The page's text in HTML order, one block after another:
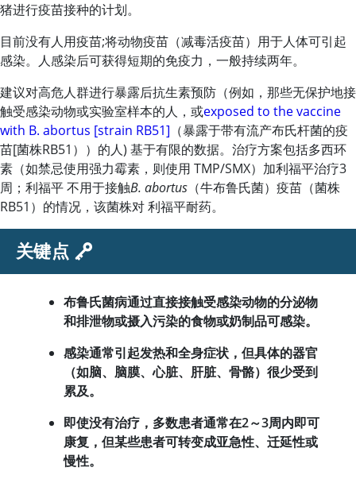
猪进行疫苗接种的计划。
目前没有人用疫苗;将动物疫苗（减毒活疫苗）用于人体可引起
感染。人感染后可获得短期的免疫力，一般持续两年。
建议对高危人群进行暴露后抗生素预防（例如，那些无保护地接
触受感染动物或实验室样本的人，或exposed to the vaccine
with B. abortus [strain RB51] （暴露于带有流产布氏杆菌的疫
苗[菌株RB51））的人) 基于有限的数据。治疗方案包括多西环
素（如禁忌使用强力霉素 ，则使用 TMP/SMX）加利福平治疗3
周； 利福平不用于接触B. abortus （牛布鲁氏菌）疫苗（菌株
RB51）的情况，该菌株对利福平耐药。
关键点
布鲁氏菌病通过直接接触受感染动物的分泌物
和排泄物或摄入污染的食物或奶制品可感染。
感染通常引起发热和全身症状，但具体的器官
（如脑、脑膜、心脏、肝脏、骨骼）很少受到
累及。
即使没有治疗，多数患者通常在2～3周内即可
康复，但某些患者可转变成亚急性、迁延性或
慢性。